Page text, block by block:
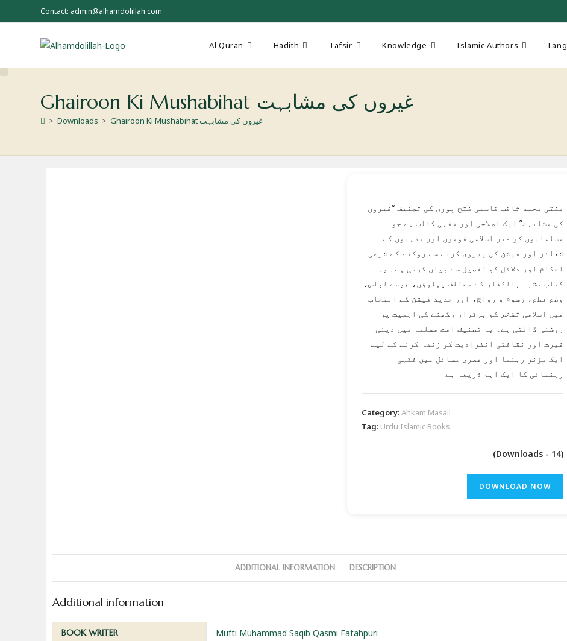
to
Contact: admin@alhamdolillah.com
Al Quran Hadith Tafsir Knowledge Islamic Authors
Ghairoon Ki Mushabihat غیروں کی مشابہت
> Downloads > Ghairoon Ki Mushabihat غیروں کی مشابہت
مفتی محمد ثاقب قاسمی فتح پوری کی تصنیف “غیروں
کی مشابہت” ایک اصلاحی اور فقہی کتاب ہے جو
مسلمانوں کو غیر اسلامی قوموں اور مذہبوں کے
شعائر اور فیشن کی پیروی کرنے سے روکنے کے شرعی
احکام اور دلائل کو تفصیل سے بیان کرتی ہے۔ یہ
کتاب تشبہ بالکفار کے مختلف پہلوؤں، جیسے لباس،
وضع قطع، رسوم و رواج، اور جدید فیشن کے انتخاب
میں اسلامی تشخص کو برقرار رکھنے کی اہمیت پر
روشنی ڈالتی ہے۔ یہ تصنیف امت مسلمہ میں دینی
غیرت اور ثقافتی انفرادیت کو زندہ کرنے کے لیے
ایک مؤثر رہنما اور عصری مسائل میں فقہی
رہنمائی کا ایک اہم ذریعہ ہے
Category:Ahkam Masail
Tag: Urdu Islamic Books
(Downloads - 14)
DOWNLOAD NOW
ADDITIONAL INFORMATION DESCRIPTION
Additional information
BOOK WRITER Mufti Muhammad Saqib Qasmi Fatahpuri